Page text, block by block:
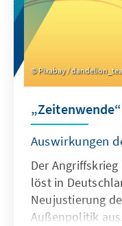
Pixabay / dandelion_tea
Auswirkungen
Der
löst in
Neujustierung
Außenpolitik